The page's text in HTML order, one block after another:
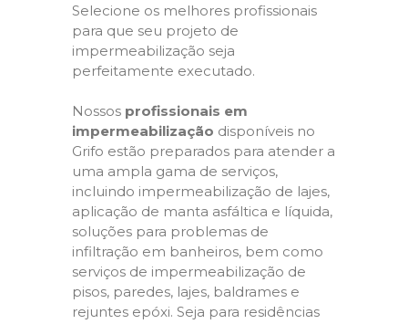
Selecione os melhores profissionais
para que seu projeto de
impermeabilização seja
perfeitamente executado.
Nossos profissionais em
impermeabilização disponíveis no
Grifo estão preparados para atender a
uma ampla gama de serviços,
incluindo impermeabilização de lajes,
aplicação de manta asfáltica e líquida,
soluções para problemas de
infiltração em banheiros, bem como
serviços de impermeabilização de
pisos, paredes, lajes, baldrames e
rejuntes epóxi. Seja para residências